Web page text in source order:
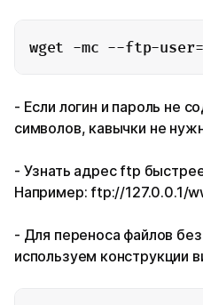
wget -mc --ftp-
- Если логин и пароль не
символов, кавычки не
- Узнать адрес ftp
Например: ftp://127.0.0.1/
- Для переноса файлов
используем конструкции